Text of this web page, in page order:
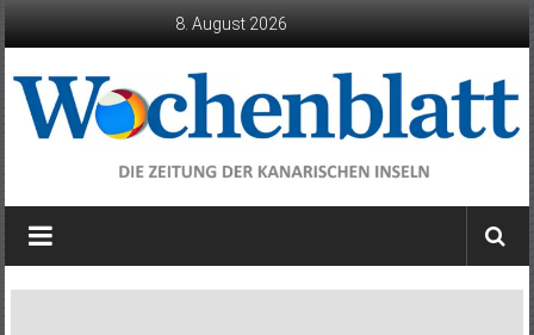
8. August 2026
Wochenblatt
die